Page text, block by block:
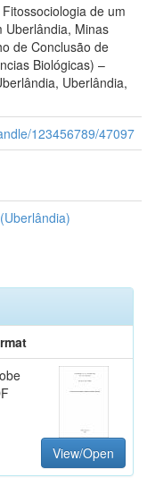
de um
Uberlândia, Minas
de Conclusão de
Biológicas) –
Uberlândia,
123456789/47097
View/Open